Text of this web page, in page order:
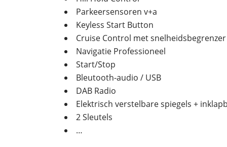
Parkeersensoren v+a
Keyless Start Button
Cruise Control met snelheidsbegrenzer
Navigatie Professioneel
Start/Stop
Bleutooth-audio / USB
DAB Radio
Elektrisch verstelbare spiegels +
2 Sleutels
…